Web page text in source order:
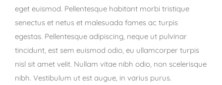
eget euismod. Pellentesque habitant morbi tristique
senectus et netus et malesuada fames ac turpis
egestas. Pellentesque adipiscing, neque ut pulvinar
tincidunt, est sem euismod odio, eu ullamcorper turpis
nisl sit amet velit. Nullam vitae nibh odio, non scelerisque
nibh. Vestibulum ut est augue, in varius purus.